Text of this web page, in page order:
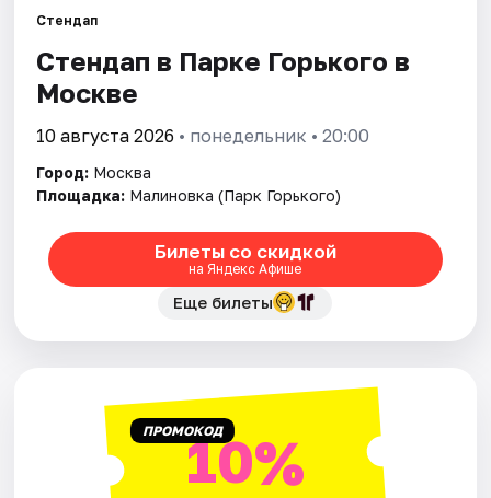
Города
Площадки
Рейтинги
Стендап
Стендап в Парке Горького в
Москве
10 августа 2026 • понедельник • 20:00
Город: Москва
Площадка: Малиновка (Парк Горького)
Билеты со скидкой
на Яндекс Афише
Еще билеты
ПРОМОКОД10%